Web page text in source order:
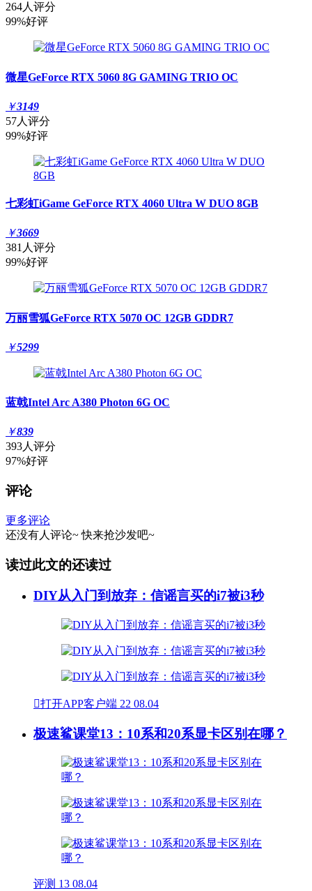
264人评分
99%好评
微星GeForce RTX 5060 8G GAMING TRIO OC
￥3149
57人评分
99%好评
七彩虹iGame GeForce RTX 4060 Ultra W DUO 8GB
￥3669
381人评分
99%好评
万丽雪狐GeForce RTX 5070 OC 12GB GDDR7
￥5299
蓝戟Intel Arc A380 Photon 6G OC
￥839
393人评分
97%好评
评论
更多评论
还没有人评论~ 快来抢沙发吧~
读过此文的还读过
DIY从入门到放弃：信谣言买的i7被i3秒
打开APP客户端 22 08.04
极速鲨课堂13：10系和20系显卡区别在哪？
评测 13 08.04